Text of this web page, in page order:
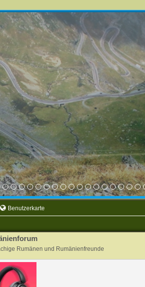
Benutzerkarte
Rumänen und Rumänienfreunde